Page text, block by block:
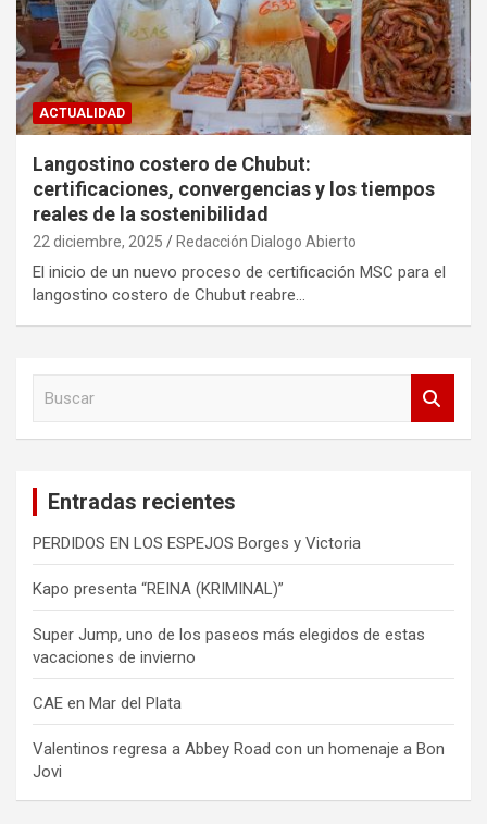
ACTUALIDAD
Langostino costero de Chubut:
certificaciones, convergencias y los tiempos
reales de la sostenibilidad
22 diciembre, 2025 Redacción Dialogo Abierto
El inicio de un nuevo proceso de certificación MSC para el
langostino costero de Chubut reabre…
Entradas recientes
PERDIDOS EN LOS ESPEJOS Borges y Victoria
Kapo presenta “REINA (KRIMINAL)”
Super Jump, uno de los paseos más elegidos de estas
vacaciones de invierno
CAE en Mar del Plata
Valentinos regresa a Abbey Road con un homenaje a Bon
Jovi